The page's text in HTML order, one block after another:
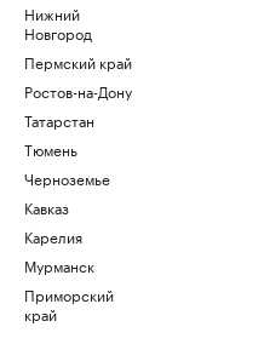
Нижний
Новгород
Пермский край
Ростов-на-Дону
Татарстан
Тюмень
Черноземье
Кавказ
Карелия
Мурманск
Приморский
край